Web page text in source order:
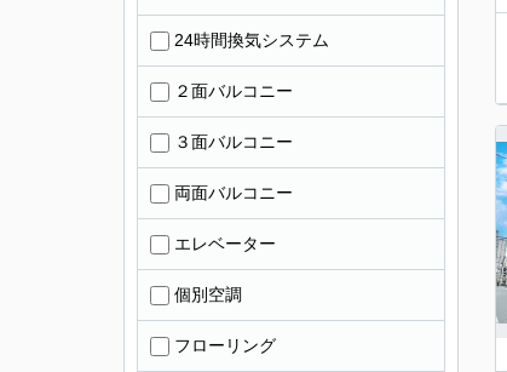
24時間換気システム
２面バルコニー
３面バルコニー
両面バルコニー
エレベーター
個別空調
フローリング